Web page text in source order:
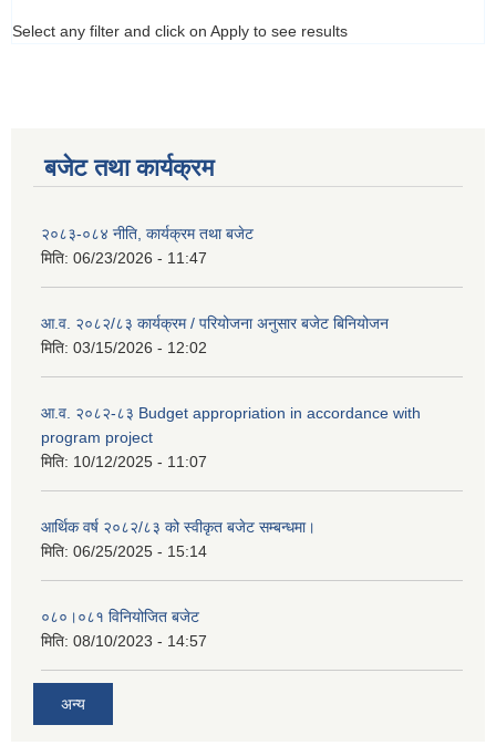
Select any filter and click on Apply to see results
बजेट तथा कार्यक्रम
२०८३-०८४ नीति, कार्यक्रम तथा बजेट
मिति: 06/23/2026 - 11:47
आ.व. २०८२/८३ कार्यक्रम / परियोजना अनुसार बजेट बिनियोजन
मिति: 03/15/2026 - 12:02
आ.व. २०८२-८३ Budget appropriation in accordance with
program project
मिति: 10/12/2025 - 11:07
आर्थिक वर्ष २०८२/८३ को स्वीकृत बजेट सम्बन्धमा।
मिति: 06/25/2025 - 15:14
०८०।०८१ विनियोजित बजेट
मिति: 08/10/2023 - 14:57
अन्य